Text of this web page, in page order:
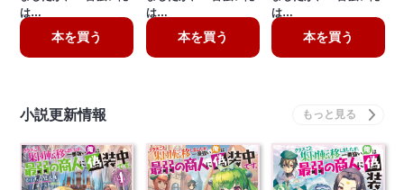
は…
本を買う
は…
本を買う
は…
本を買う
小説更新情報